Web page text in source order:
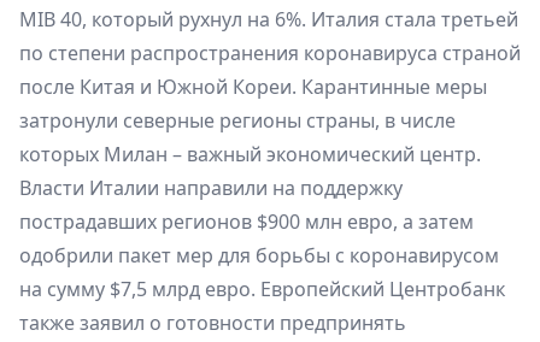
MIB 40, который рухнул на 6%. Италия стала третьей
по степени распространения коронавируса страной
после Китая и Южной Кореи. Карантинные меры
затронули северные регионы страны, в числе
которых Милан – важный экономический центр.
Власти Италии направили на поддержку
пострадавших регионов $900 млн евро, а затем
одобрили пакет мер для борьбы с коронавирусом
на сумму $7,5 млрд евро. Европейский Центробанк
также заявил о готовности предпринять